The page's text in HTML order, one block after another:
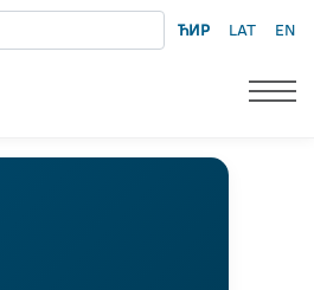
ЋИР LAT EN